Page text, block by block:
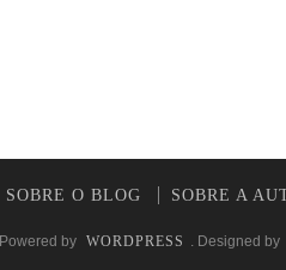
SOBRE O BLOG SOBRE A
Powered by WORDPRESS . Designed by